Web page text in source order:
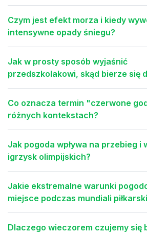
Czym jest efekt morza i kiedy
intensywne opady śniegu?
Jak w prosty sposób wyjaśnić
przedszkolakowi, skąd bierze się
Co oznacza termin "czerwone
różnych kontekstach?
Jak pogoda wpływa na przebieg i
igrzysk olimpijskich?
Jakie ekstremalne warunki
miejsce podczas mundiali
Dlaczego wieczorem czujemy się